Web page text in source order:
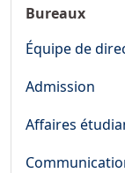
Bureaux
Équipe de
Admission
Affaires